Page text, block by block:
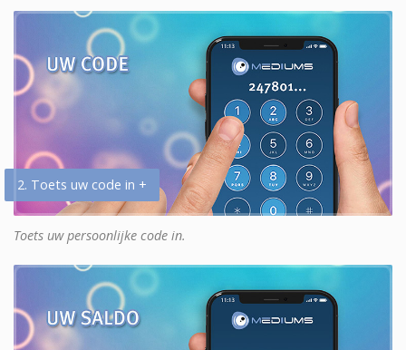
2. Toets uw code in +
Toets uw persoonlijke code in.